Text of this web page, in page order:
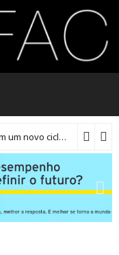
Propósito, impacto e protagonismo em um novo ciclo para os executivos brasileiros